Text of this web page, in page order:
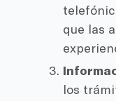
que las
los